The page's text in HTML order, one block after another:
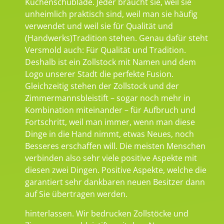
unheimlich praktisch sind, weil man sie häufig
verwendet und weil sie für Qualität und
(Handwerks)Tradition stehen. Genau dafür steht
Versmold auch: Für Qualität und Tradition.
Deshalb ist ein Zollstock mit Namen und dem
Logo unserer Stadt die perfekte Fusion.
Gleichzeitig stehen der Zollstock und der
Zimmermannsbleistift – sogar noch mehr in
Kombination miteinander – für Aufbruch und
Fortschritt, weil man immer, wenn man diese
Dinge in die Hand nimmt, etwas Neues, noch
Besseres erschaffen will. Die meisten Menschen
verbinden also sehr viele positive Aspekte mit
diesen zwei Dingen. Positive Aspekte, welche die
garantiert sehr dankbaren neuen Besitzer dann
auf Sie übertragen werden.
hinterlassen. Wir bedrucken Zollstöcke und